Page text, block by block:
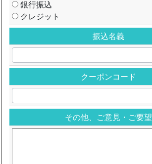
銀行振込
クレジット
振込名義
クーポンコード
その他、ご意見・ご要望